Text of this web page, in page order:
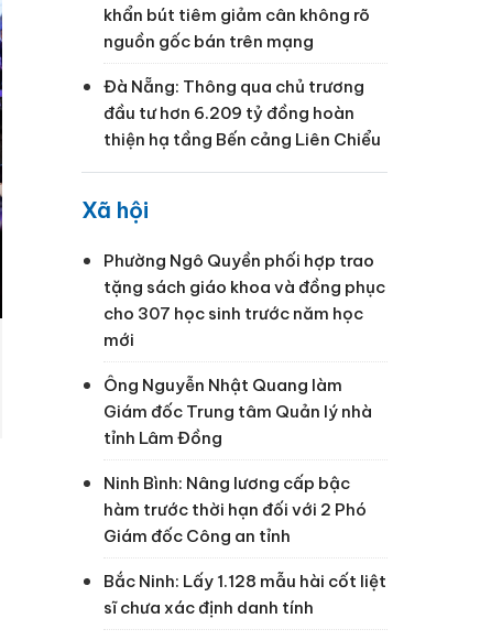
khẩn bút tiêm giảm cân không rõ
nguồn gốc bán trên mạng
Đà Nẵng: Thông qua chủ trương
đầu tư hơn 6.209 tỷ đồng hoàn
thiện hạ tầng Bến cảng Liên Chiểu
Xã hội
Phường Ngô Quyền phối hợp trao
tặng sách giáo khoa và đồng phục
cho 307 học sinh trước năm học
mới
Ông Nguyễn Nhật Quang làm
Giám đốc Trung tâm Quản lý nhà
tỉnh Lâm Đồng
Ninh Bình: Nâng lương cấp bậc
hàm trước thời hạn đối với 2 Phó
Giám đốc Công an tỉnh
Bắc Ninh: Lấy 1.128 mẫu hài cốt liệt
sĩ chưa xác định danh tính